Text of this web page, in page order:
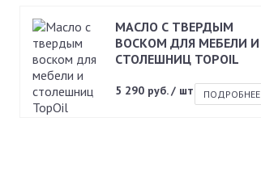
МАСЛО С ТВЕРДЫМ
ВОСКОМ ДЛЯ МЕБЕЛИ И
СТОЛЕШНИЦ TOPOIL
5 290 руб. / шт ПОДРОБНЕЕ